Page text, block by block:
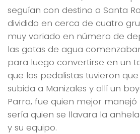
seguían con destino a Santa
dividido en cerca de cuatro
muy variado en número de
las gotas de agua
para luego convertirse en un
que los pedalistas tuvieron
subida a Manizales y allí un
Parra, fue quien mejor
sería quien se llavara la
y su equipo.